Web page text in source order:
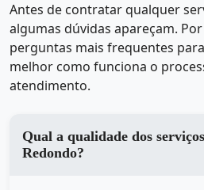
Antes de contratar qualquer
algumas dúvidas apareçam.
perguntas mais frequentes
melhor como funciona o
atendimento.
Qual a qualidade dos serviços de em
Redondo?